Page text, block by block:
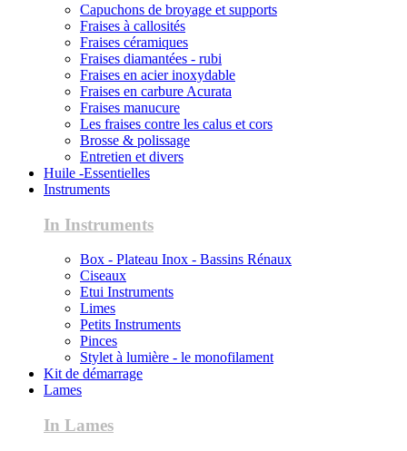
Capuchons de broyage et supports
Fraises à callosités
Fraises céramiques
Fraises diamantées - rubi
Fraises en acier inoxydable
Fraises en carbure Acurata
Fraises manucure
Les fraises contre les calus et cors
Brosse & polissage
Entretien et divers
Huile -Essentielles
Instruments
In Instruments
Box - Plateau Inox - Bassins Rénaux
Ciseaux
Etui Instruments
Limes
Petits Instruments
Pinces
Stylet à lumière - le monofilament
Kit de démarrage
Lames
In Lames